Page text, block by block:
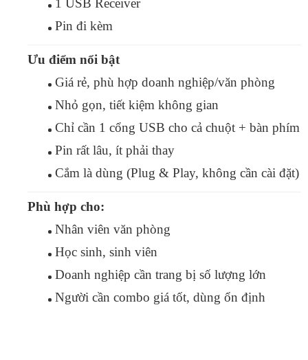
1 USB Receiver
Pin đi kèm
Ưu điểm nổi bật
Giá rẻ, phù hợp doanh nghiệp/văn phòng
Nhỏ gọn, tiết kiệm không gian
Chỉ cần 1 cổng USB cho cả chuột + bàn phím
Pin rất lâu, ít phải thay
Cắm là dùng (Plug & Play, không cần cài đặt)
Phù hợp cho:
Nhân viên văn phòng
Học sinh, sinh viên
Doanh nghiệp cần trang bị số lượng lớn
Người cần combo giá tốt, dùng ổn định